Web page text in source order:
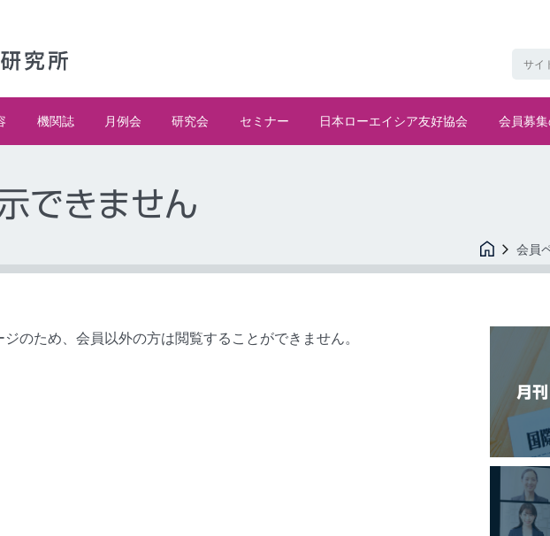
機関誌 月例会 研究会 セミナー 日本ローエイシア友好協会 会員募
できません
会員
のため、会員以外の方は閲覧することができません。
月